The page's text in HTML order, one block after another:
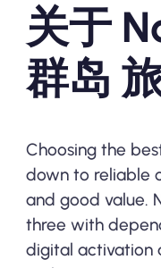
关于
群岛
Choosing the
down to reliable
and good value.
three with
digital activation